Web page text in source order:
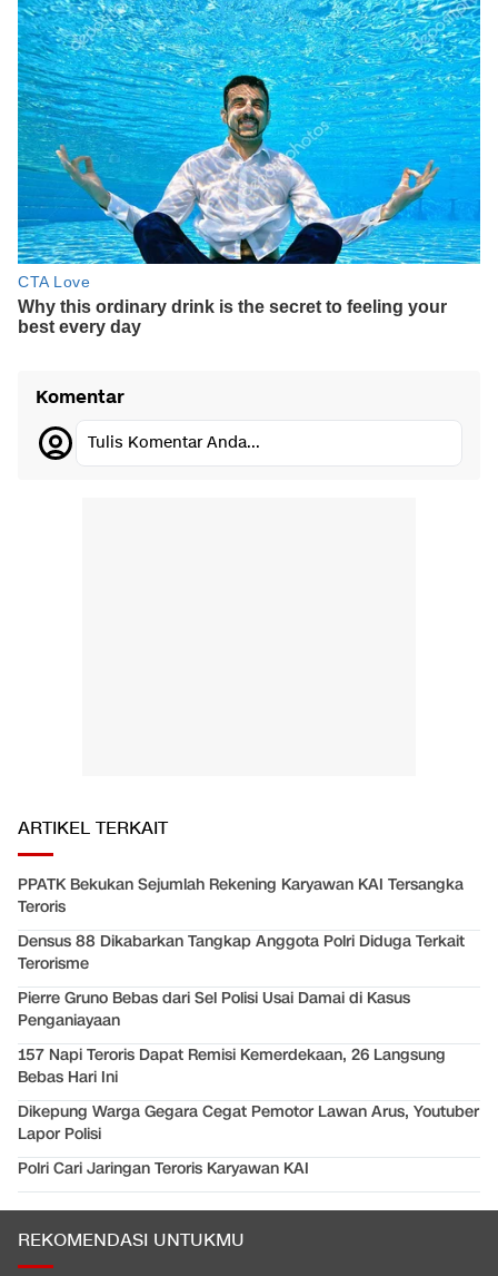
Komentar
Tulis Komentar Anda...
ARTIKEL TERKAIT
PPATK Bekukan Sejumlah Rekening Karyawan KAI Tersangka
Teroris
Densus 88 Dikabarkan Tangkap Anggota Polri Diduga Terkait
Terorisme
Pierre Gruno Bebas dari Sel Polisi Usai Damai di Kasus
Penganiayaan
157 Napi Teroris Dapat Remisi Kemerdekaan, 26 Langsung
Bebas Hari Ini
Dikepung Warga Gegara Cegat Pemotor Lawan Arus, Youtuber
Lapor Polisi
Polri Cari Jaringan Teroris Karyawan KAI
REKOMENDASI UNTUKMU